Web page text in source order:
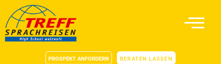
PROSPEKT ANFORDERN BERATEN LASSEN